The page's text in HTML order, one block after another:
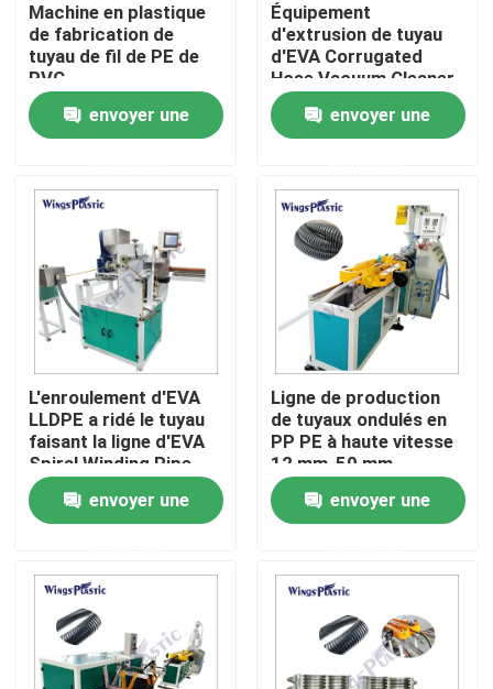
Produits
Au sujet de nous
Visite d'usine
Contrôle de qualité
Contactez-nous
Machine en plastique d'extrudeuse de tuyau
Ligne en plastique d'extrusion de tuyau
Machine d'extrudeuse de tuyau de HDPE
Machine d'extrudeuse de tuyau de PVC
Machine en plastique
de fabrication de
tuyau de fil de PE de
PVC
envoyer une
Équipement
d'extrusion de tuyau
d'EVA Corrugated
Hose Vacuum Cleaner
d'automation de
contrôle de PLC
envoyer une
L'enroulement d'EVA
LLDPE a ridé le tuyau
faisant la ligne d'EVA
Spiral Winding Pipe
Production de
machine pour le tuyau
d'aspirateur
envoyer une
Ligne de production
de tuyaux ondulés en
PP PE à haute vitesse
12 mm-50 mm
envoyer une